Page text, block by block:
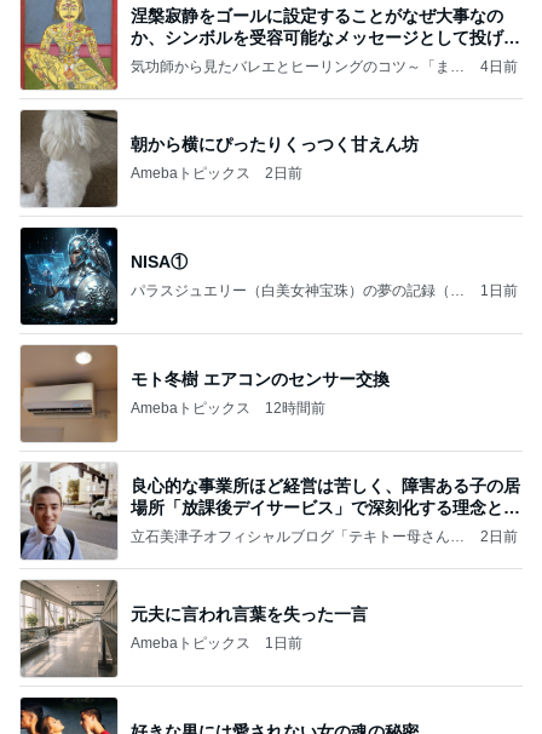
涅槃寂静をゴールに設定することがなぜ大事なの
か、シンボルを受容可能なメッセージとして投げる
ことが
気功師から見たバレエとヒーリングのコツ～「まと
4日前
朝から横にぴったりくっつく甘えん坊
Amebaトピックス 2日前
NISA①
パラスジュエリー（白美女神宝珠）の夢の記録（続
1日前
モト冬樹 エアコンのセンサー交換
Amebaトピックス 12時間前
良心的な事業所ほど経営は苦しく、障害ある子の居
場所「放課後デイサービス」で深刻化する理念と現
実の
立石美津子オフィシャルブログ「テキトー母さんの
2日前
元夫に言われ言葉を失った一言
Amebaトピックス 1日前